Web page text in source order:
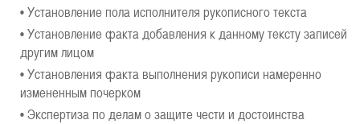
• Установление пола исполнителя рукописного текста
• Установление факта добавления к данному тексту записей
другим лицом
• Установления факта выполнения рукописи намеренно
измененным почерком
• Экспертиза по делам о защите чести и достоинства